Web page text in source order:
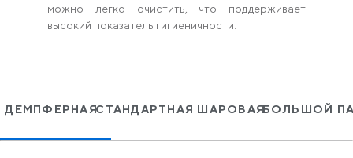
можно легко очистить, что поддерживает
высокий показатель гигиеничности.
ДЕМПФЕРНАЯСТАНДАРТНАЯ ШАРОВАЯБОЛЬШОЙ